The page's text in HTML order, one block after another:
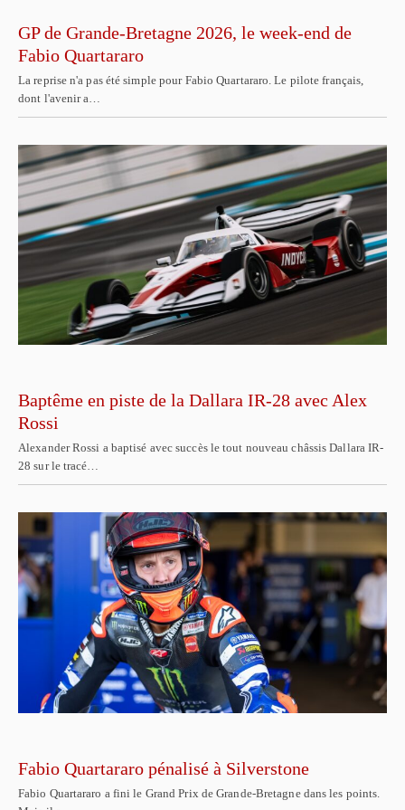
GP de Grande-Bretagne 2026, le week-end de
Fabio Quartararo
La reprise n'a pas été simple pour Fabio Quartararo. Le pilote français,
dont l'avenir a…
Baptême en piste de la Dallara IR-28 avec Alex
Rossi
Alexander Rossi a baptisé avec succès le tout nouveau châssis Dallara IR-
28 sur le tracé…
Fabio Quartararo pénalisé à Silverstone
Fabio Quartararo a fini le Grand Prix de Grande-Bretagne dans les points.